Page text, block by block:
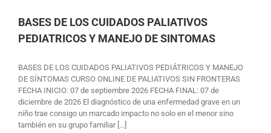
BASES DE LOS CUIDADOS PALIATIVOS
PEDIATRICOS Y MANEJO DE SINTOMAS
BASES DE LOS CUIDADOS PALIATIVOS PEDIÁTRICOS Y MANEJO
DE SÍNTOMAS CURSO ONLINE DE PALIATIVOS SIN FRONTERAS
FECHA INICIO: 07 de septiembre 2026 FECHA FINAL: 07 de
diciembre de 2026 El diagnóstico de una enfermedad grave en un
niño trae consigo un marcado impacto no solo en el menor sino
también en su grupo familiar [...]